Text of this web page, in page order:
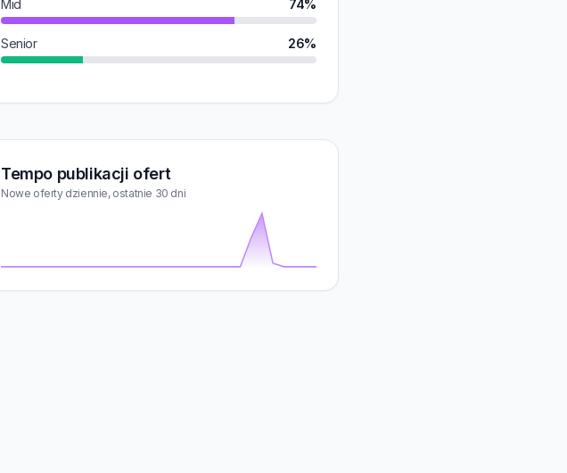
Mid 74%
Senior 26%
Tempo publikacji ofert
Nowe oferty dziennie, ostatnie 30 dni